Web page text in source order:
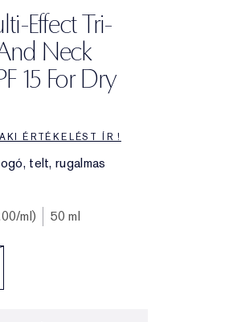
Effect Tri-
Neck
15 For Dry
ÉRTÉKELÉST ÍR !
telt, rugalmas
/ml 50 ml